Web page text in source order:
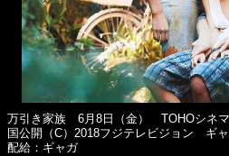
万引き家族 6月8日（金） TOHOシネ
国公開（C）2018フジテレビジョン
配給：ギャガ